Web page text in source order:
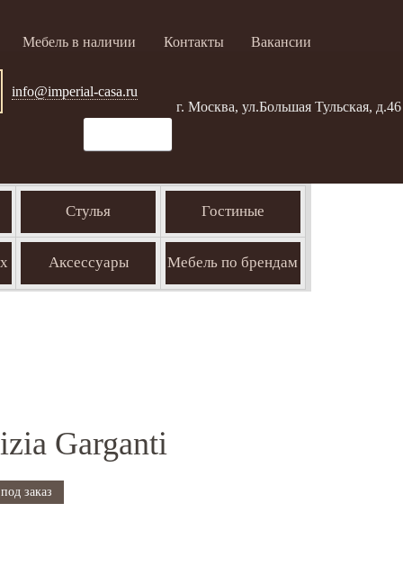
Мебель в наличии Контакты Вакансии
info@imperial-casa.ru
г. Москва, ул.Большая Тульская, д.46
Стулья Гостиные
Аксессуары Мебель по брендам
Garganti
под заказ